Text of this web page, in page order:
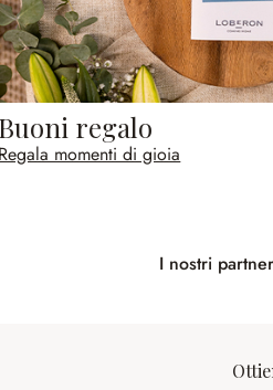
Buoni regalo
Regala momenti di gioia
I nostri